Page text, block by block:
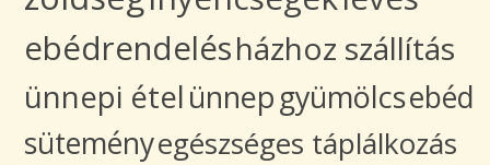
ebédrendelésházhoz szállítás
ünnepi ételünnepgyümölcsebéd
süteményegészséges táplálkozás